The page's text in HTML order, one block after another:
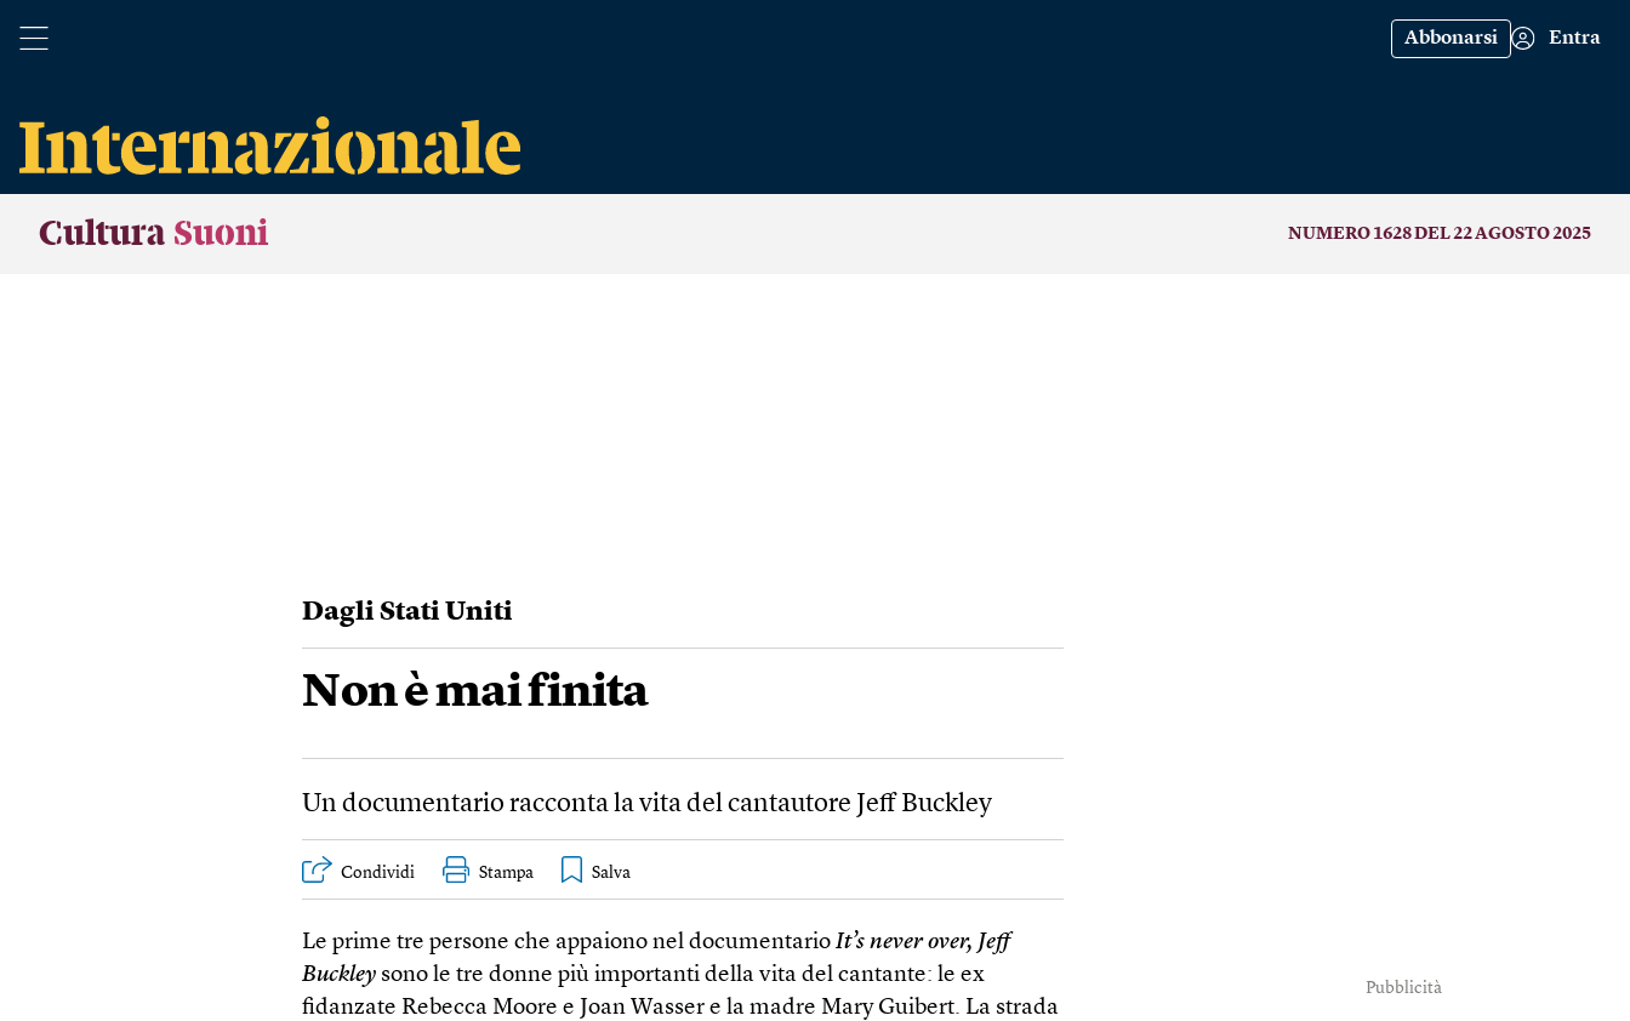
Abbonarsi Entra
Cultura Suoni NUMERO 1628 DEL 22 AGOSTO 2025
Dagli Stati Uniti
Non è mai finita
Un documentario racconta la vita del cantautore Jeff Buckley
Condividi Stampa
Le prime tre persone che appaiono nel documentarioIt’s never over, Jeff
Buckley sono le tre donne più importanti della vita del cantante: le ex
fidanzate Rebecca Moore e Joan Wasser e la madre Mary Guibert. La strada
Pubblicità